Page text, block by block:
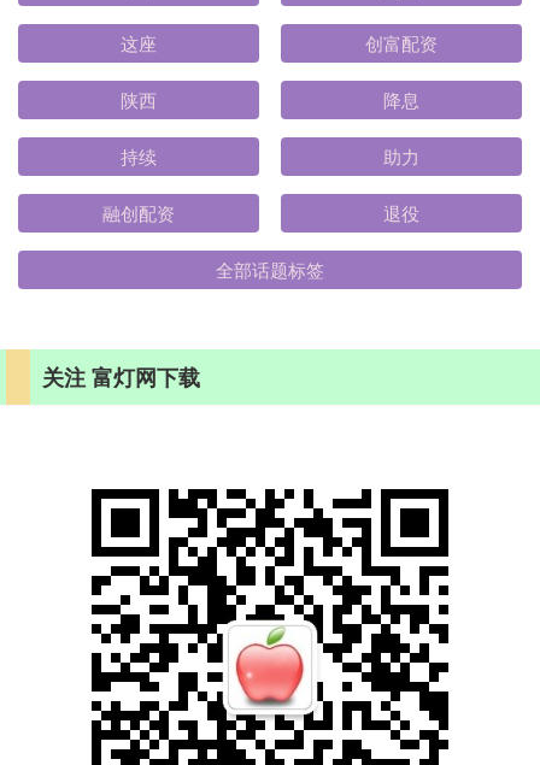
这座 创富配资
陕西 降息
持续 助力
融创配资 退役
全部话题标签
关注 富灯网下载